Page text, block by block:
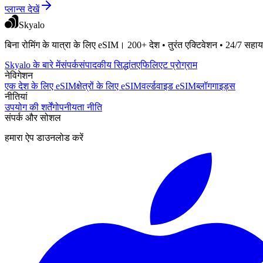
प्लान्स देखें
Skyalo
बिना रोमिंग के यात्रा के लिए eSIM। 200+ देश • तुरंत एक्टिवेशन • 24/7
Skyalo के बारे मेंसंपर्कसंपादकीय सिद्धांतएफिलिएट प्रोग्राम
नेविगेशन
एक देश के लिए eSIMक्षेत्रों के लिए eSIMवर्ल्डवाइड eSIMब्लॉगगाइड्स
नीतियां
उपयोग की शर्तेंगोपनीयता नीति
संपर्क और सोशल
हमारा ऐप डाउनलोड करें